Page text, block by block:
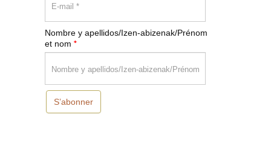
Nombre y apellidos/Izen-abizenak/Prénom
et nom *
S’abonner